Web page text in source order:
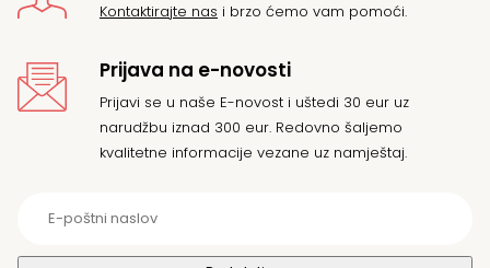
Kontaktirajte nas i brzo ćemo vam pomoći.
Prijava na e-novosti
Prijavi se u naše E-novost i uštedi 30 eur uz
narudžbu iznad 300 eur. Redovno šaljemo
kvalitetne informacije vezane uz namještaj.